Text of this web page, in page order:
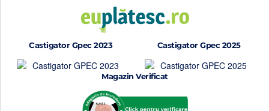
Castigator Gpec 2023 Castigator Gpec 2025
Magazin Verificat